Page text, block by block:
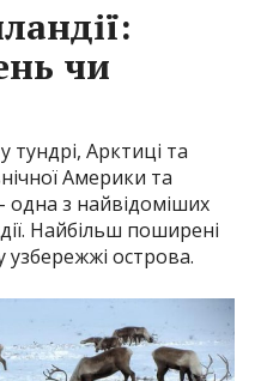
чи
тундрі, Арктиці та
Америки та
одна з найвідоміших
Найбільш поширені
узбережжі острова.